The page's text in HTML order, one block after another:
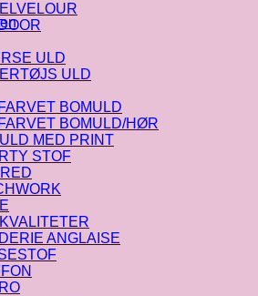
ULD
ULD
BOMULD
BOMULD/HØR
MED PRINT
STOF
ANGLAISE